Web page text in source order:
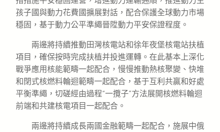
孩子國與動力花費國擴展對話，配合保護全球動力市場
穩固，基于動力公平準繩晉陞動力平安保證程度。
兩邊將持續推動田灣核電站和徐年夜堡核電站扶植
項目，確保按時完成扶植并投進運轉。在此基本上深化
戰爭應用核能範疇一起配合，慢慢推動熱核聚變、快堆
和閉式核燃料輪迴範疇一起配合，基于互利共贏和好處
平衡準繩，切磋經由過程“一攬子”方法展開核燃料輪迴
前端和共建核電項目一起配合。
兩邊將持續成長兩國金融範疇一起配合，施展中俄